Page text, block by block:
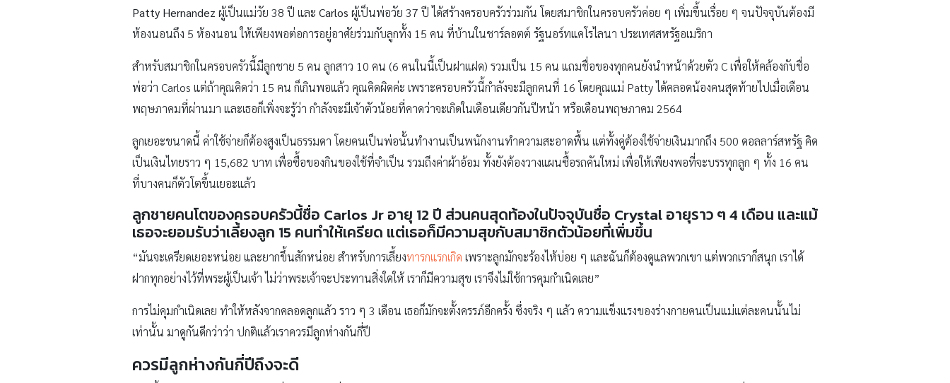
Patty Hernandez ผู้เป็นแม่วัย 38 ปี และ Carlos ผู้เป็นพ่อวัย 37 ปี ได้สร้างครอบครัวร่วมกัน โดยสมาชิกในครอบครัวค่อย ๆ เพิ่มขึ้นเรื่อย ๆ จนปัจจุบันต้องมี
ห้องนอนถึง 5 ห้องนอน ให้เพียงพอต่อการอยู่อาศัยร่วมกับลูกทั้ง 15 คน ที่บ้านใน‎ชาร์ลอตต์ รัฐนอร์ทแคโรไลนา ประเทศสหรัฐอเมริกา
สำหรับสมาชิกในครอบครัวนี้มีลูกชาย 5 คน ลูกสาว 10 คน (6 คนในนี้เป็นฝาแฝด) รวมเป็น 15 คน แถมชื่อของทุกคนยังนำหน้าด้วยตัว C เพื่อให้คล้องกับชื่อ
พ่อว่า Carlos แต่ถ้าคุณคิดว่า 15 คน ก็เกินพอแล้ว คุณคิดผิดค่ะ เพราะครอบครัวนี้กำลังจะมีลูกคนที่ 16 โดยคุณแม่ Patty ได้คลอดน้องคนสุดท้ายไปเมื่อเดือน
พฤษภาคมที่ผ่านมา และเธอก็เพิ่งจะรู้ว่า กำลังจะมีเจ้าตัวน้อยที่คาดว่าจะเกิดในเดือนเดียวกันปีหน้า หรือเดือนพฤษภาคม 2564
ลูกเยอะขนาดนี้ ค่าใช้จ่ายก็ต้องสูงเป็นธรรมดา โดยคนเป็นพ่อนั้นทำงานเป็นพนักงานทำความสะอาดพื้น แต่ทั้งคู่ต้องใช้จ่ายเงินมากถึง 500 ดอลลาร์สหรัฐ คิด
เป็นเงินไทยราว ๆ 15,682 บาท เพื่อซื้อของกินของใช้ที่จำเป็น รวมถึงค่าผ้าอ้อม ทั้งยังต้องวางแผนซื้อรถคันใหม่ เพื่อให้เพียงพอที่จะบรรทุกลูก ๆ ทั้ง 16 คน
ที่บางคนก็ตัวโตขึ้นเยอะแล้ว
ลูกชายคนโตของครอบครัวนี้ชื่อ Carlos Jr อายุ 12 ปี ส่วนคนสุดท้องในปัจจุบันชื่อ Crystal อายุราว ๆ 4 เดือน และแม้
เธอจะยอมรับว่าเลี้ยงลูก 15 คนทำให้เครียด แต่เธอก็มีความสุขกับสมาชิกตัวน้อยที่เพิ่มขึ้น
“มันจะเครียดเยอะหน่อย และยากขึ้นสักหน่อย สำหรับการเลี้ยงทารกแรกเกิด เพราะลูกมักจะร้องไห้บ่อย ๆ และฉันก็ต้องดูแลพวกเขา แต่พวกเราก็สนุก เราได้
ฝากทุกอย่างไว้ที่พระผู้เป็นเจ้า ไม่ว่าพระเจ้าจะประทานสิ่งใดให้ เราก็มีความสุข เราจึงไม่ใช้การคุมกำเนิดเลย”
การไม่คุมกำเนิดเลย ทำให้หลังจากคลอดลูกแล้ว ราว ๆ 3 เดือน เธอก็มักจะตั้งครรภ์อีกครั้ง ซึ่งจริง ๆ แล้ว ความแข็งแรงของร่างกายคนเป็นแม่แต่ละคนนั้นไม่
เท่านั้น มาดูกันดีกว่าว่า ปกติแล้วเราควรมีลูกห่างกันกี่ปี
ควรมีลูกห่างกันกี่ปีถึงจะดี